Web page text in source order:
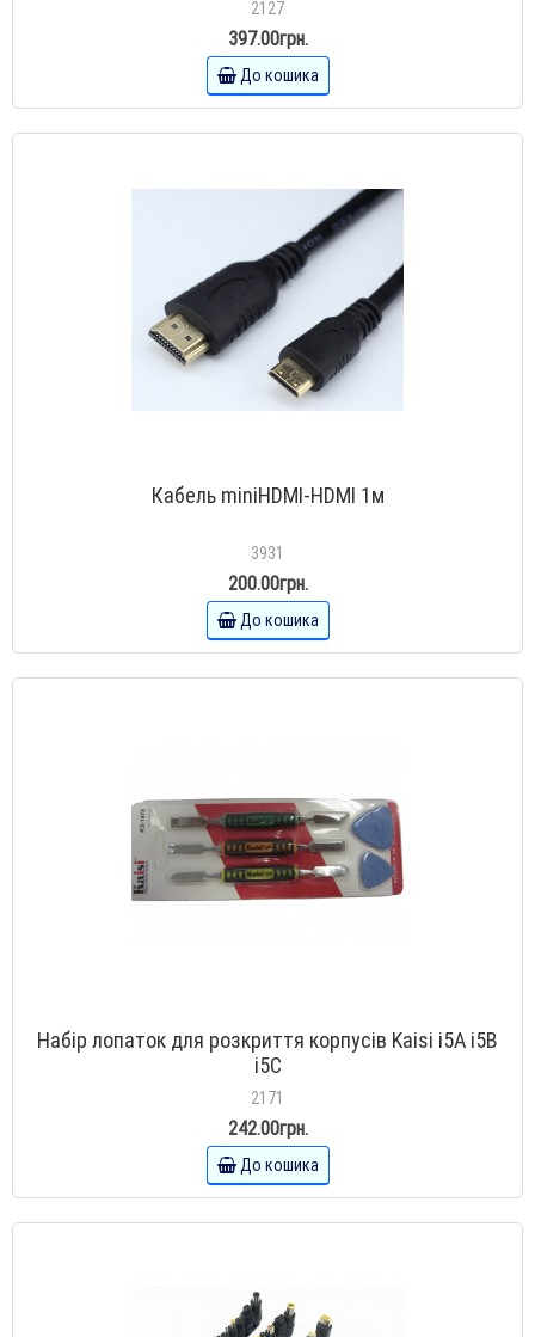
2127
397.00грн.
До кошика
Кабель miniHDMI-HDMI 1м
3931
200.00грн.
До кошика
Набір лопаток для розкриття корпусів Kaisi i5A i5B
i5C
2171
242.00грн.
До кошика